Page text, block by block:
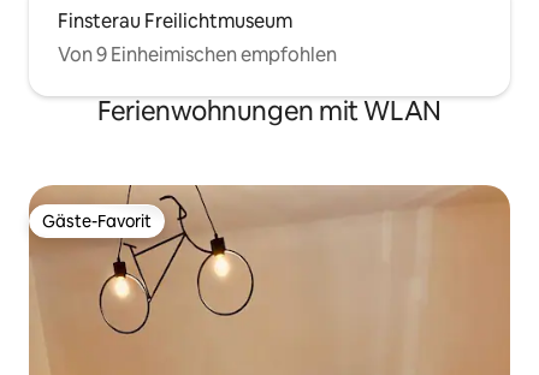
Finsterau Freilichtmuseum
Von 9 Einheimischen empfohlen
Ferienwohnungen mit WLAN
Gäste-Favorit
Gäste-Favorit